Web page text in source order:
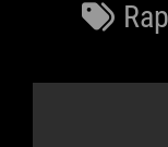
Rap